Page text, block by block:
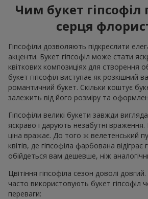
Чим букет гіпсофіл
серця
Гіпсофіли дозволяють підкреслити
акценти. Букет гіпсофіл може стати
квіткових композиціях для створення
букет гіпсофіл виступає як розкішний
романтичний букет. Скільки коштує
залежить від його розміру та
Гіпсофіли великі букети завжди
яскраво і дарують незабутні враження.
ціна вражає. До того ж велетенський
квітів, де гіпсофіла фарбована
обійдеться вам дешевше, ніж
Цвітіння гіпсофіла сезон доволі
часто використовують букет гіпсофіл
переваги: